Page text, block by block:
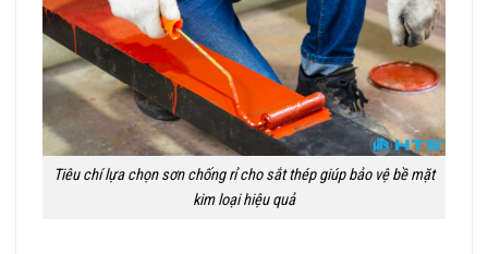
Tiêu chí lựa chọn sơn chống rỉ cho sắt thép giúp bảo vệ bề mặt
kim loại hiệu quả